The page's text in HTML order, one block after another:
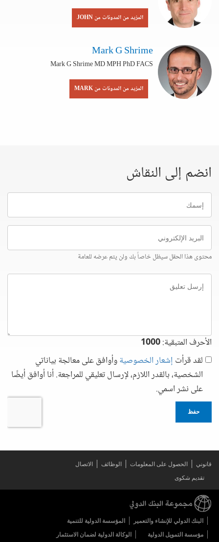
المزيد من المدونات من JOHN
Mark G Shrime
Mark G Shrime MD MPH PhD FACS
المزيد من المدونات من MARK
انضم إلى النقاش
إسمك
البريد
الإلكتروني
محتوى هذا الحقل سيظل خاصاً بك ولن يتم عرضه للعامة
إرسل
تعليق
الأحرف المتبقية:1000
لقد قرأت إشعار الخصوصيةوأوافق على معالجة بياناتي
الشخصية، بالقدر اللازم، لإرسال تعليقي للمراجعة. أنا أوافق أيضًا
على نشر اسمي.
حفظ
قانوني الحصول على المعلومات الوظائف
الاتصال
تقديم شكوى
البنك الدولي للإنشاء والتعمير
المؤسسة الدولية للتنمية
مؤسسة التمويل الدولية
الوكالة الدولية لضمان الاستثمار